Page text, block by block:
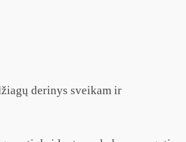
derinys sveikam ir